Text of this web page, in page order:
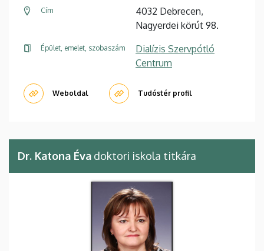
Cím
4032 Debrecen,
Nagyerdei körút 98.
Épület, emelet, szobaszám
Dialízis Szervpótló
Centrum
Weboldal Tudóstér profil
Dr. Katona Éva doktori iskola titkára